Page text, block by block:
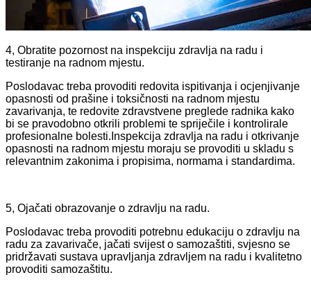
4, Obratite pozornost na inspekciju zdravlja na radu i
testiranje na radnom mjestu.
Poslodavac treba provoditi redovita ispitivanja i ocjenjivanje
opasnosti od prašine i toksičnosti na radnom mjestu
zavarivanja, te redovite zdravstvene preglede radnika kako
bi se pravodobno otkrili problemi te spriječile i kontrolirale
profesionalne bolesti.Inspekcija zdravlja na radu i otkrivanje
opasnosti na radnom mjestu moraju se provoditi u skladu s
relevantnim zakonima i propisima, normama i standardima.
5, Ojačati obrazovanje o zdravlju na radu.
Poslodavac treba provoditi potrebnu edukaciju o zdravlju na
radu za zavarivače, jačati svijest o samozaštiti, svjesno se
pridržavati sustava upravljanja zdravljem na radu i kvalitetno
provoditi samozaštitu.